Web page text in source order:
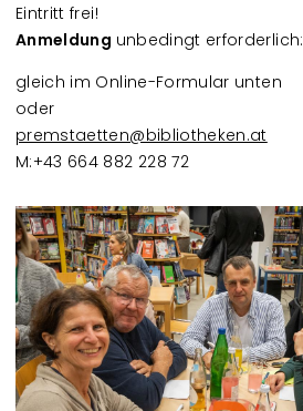
Eintritt frei!
Anmeldung unbedingt erforderlich:
gleich im Online-Formular unten
oder
premstaetten@bibliotheken.at
M:+43 664 882 228 72